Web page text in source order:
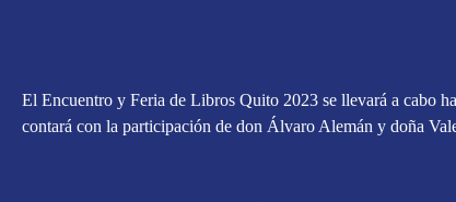
El Encuentro y Feria de Libros Quito 2023 se llevará a cabo
contará con la participación de don Álvaro Alemán y doña